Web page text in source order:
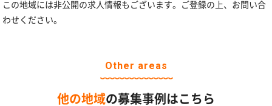
この地域には非公開の求人情報もございます。ご登録の上、お問い合
わせください。
Other areas
他の地域の募集事例はこちら